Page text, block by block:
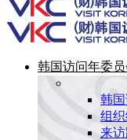
韩国访问年委员
韩
组
来